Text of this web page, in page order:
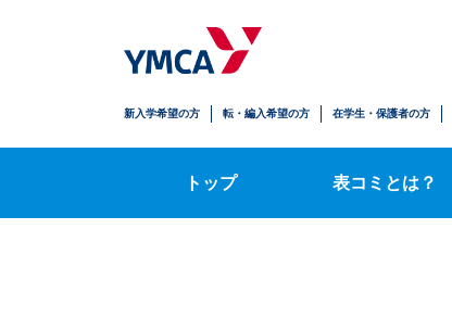
新入学希望の方 転・編入希望の方 在学生・保護者の方
トップ 表コミとは？
自立への歩み